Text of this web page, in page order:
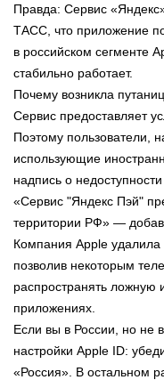
Правда: Сервис
ТАСС, что приложение
в российском сегменте
стабильно работает.
Почему возникла
Сервис предоставляет
Поэтому пользователи,
использующие
надпись о
«Сервис "Яндекс Пэй"
территории РФ» —
Компания Apple удалила
позволив некоторым
распространять ложную
приложениях.
Если вы в России, но не
настройки Apple ID:
«Россия». В остальном